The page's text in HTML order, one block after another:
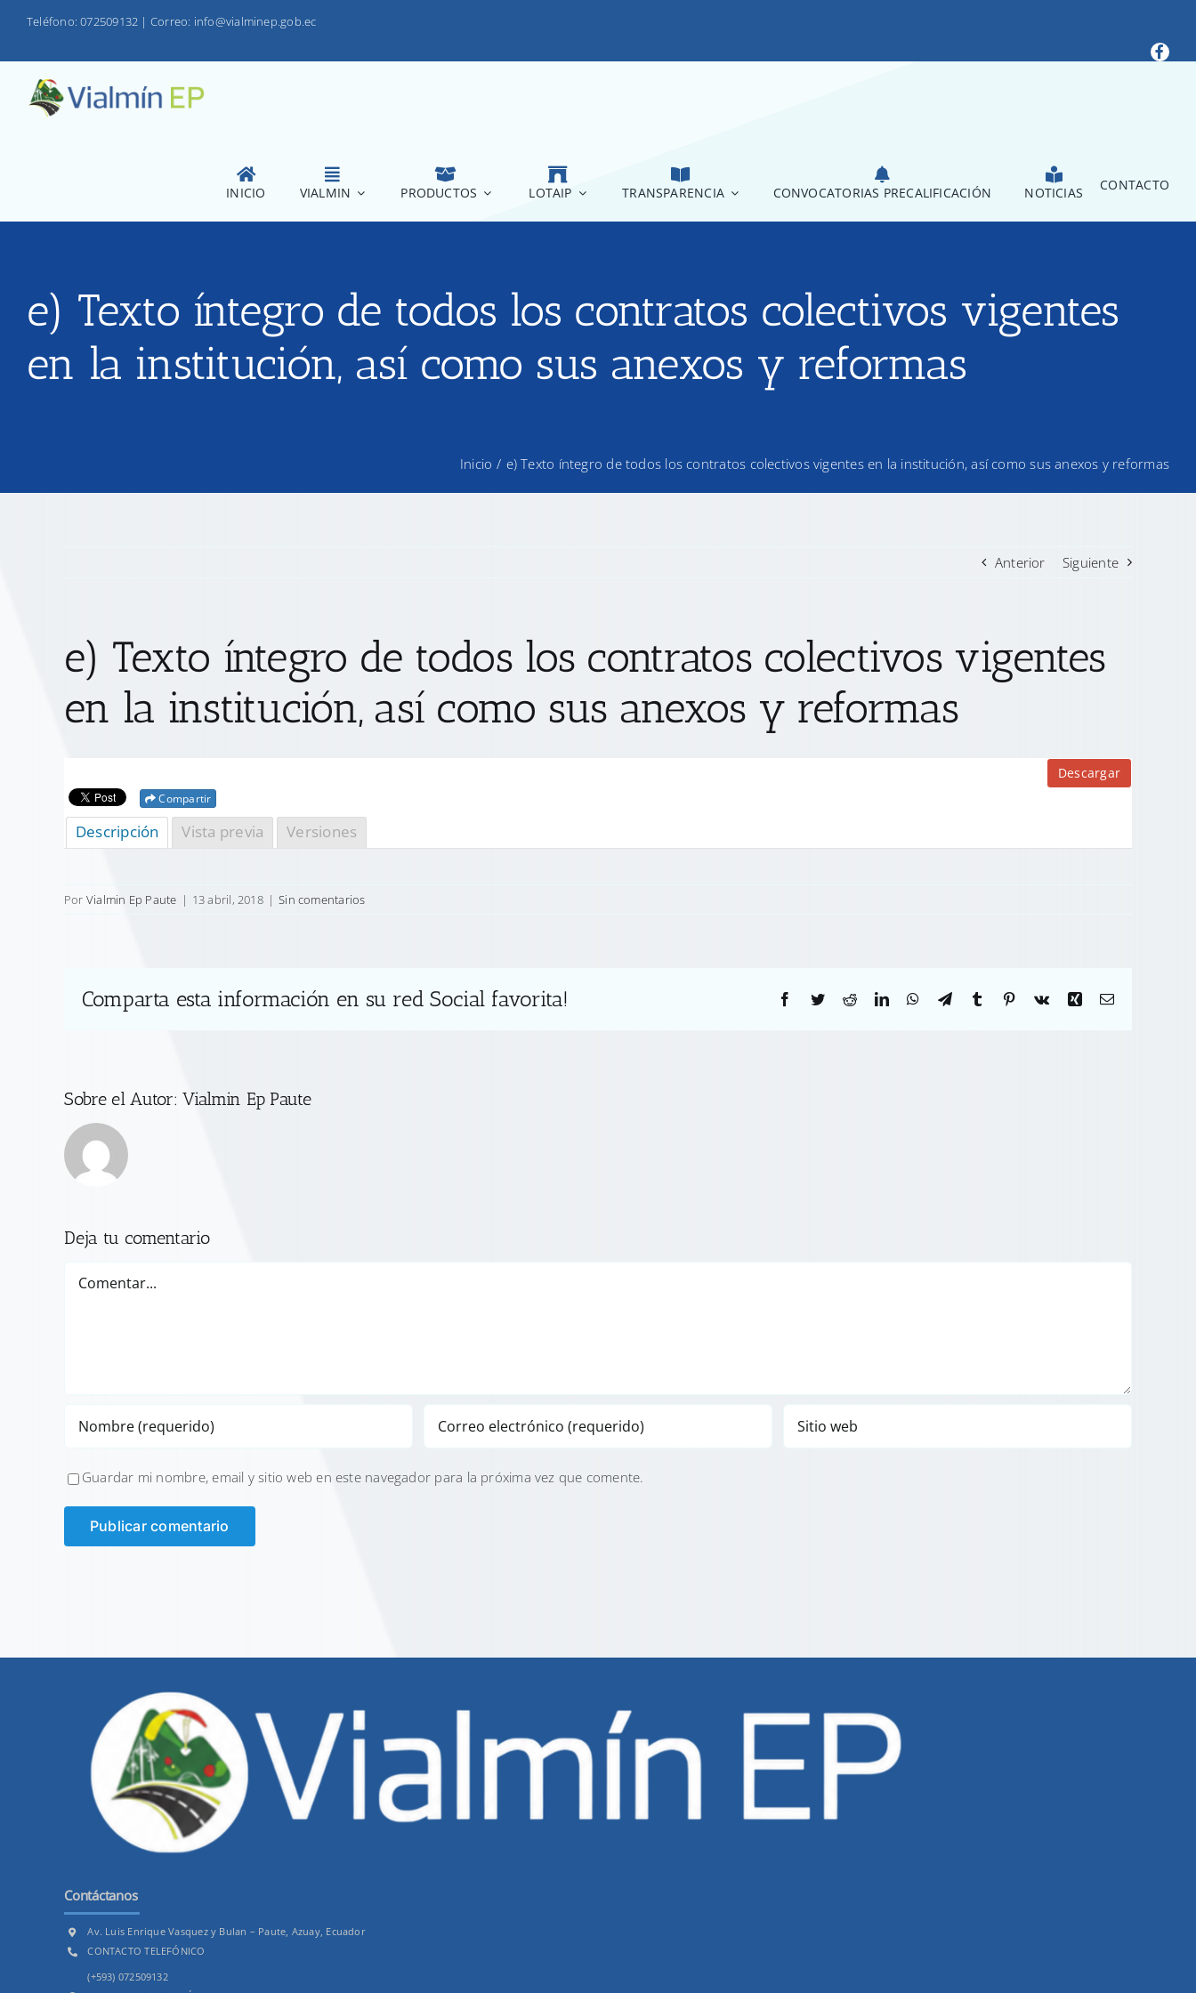
Teléfono: 072509132 | Correo: info@vialminep.gob.ec
INICIO VIALMIN PRODUCTOS LOTAIP TRANSPARENCIA CONVOCATORIAS PRECALIFICACIÓN NOTICIAS CONTACTO
e) Texto íntegro de todos los contratos colectivos vigentes
en la institución, así como sus anexos y reformas
Inicio / e) Texto íntegro de todos los contratos colectivos vigentes en la institución, así como sus anexos y reformas
Anterior Siguiente
e) Texto íntegro de todos los contratos colectivos vigentes
en la institución, así como sus anexos y reformas
Descargar
Compartir
Descripción Vista previa Versiones
Por Vialmin Ep Paute | 13 abril, 2018 | Sin comentarios
Comparta esta información en su red Social favorita! Facebook
TwitterRedditLinkedInWhatsApp
TelegramTumblr Pinterest
Vk Xing Correo
Sobre el Autor:Vialmin Ep Paute
Deja tu comentario
Guardar mi nombre, email y sitio web en este navegador para la próxima vez que comente.
Contáctanos
Av. Luis Enrique Vasquez y Bulan – Paute, Azuay, Ecuador
CONTACTO TELEFÓNICO
(+593) 072509132